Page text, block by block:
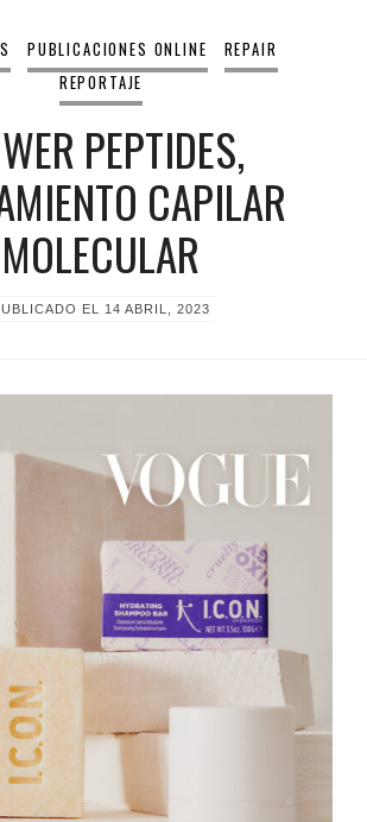
PUBLICACIONES ONLINE
REPAIR
REPORTAJE
PEPTIDES,
CAPILAR
MOLECULAR
EL 14 ABRIL, 2023